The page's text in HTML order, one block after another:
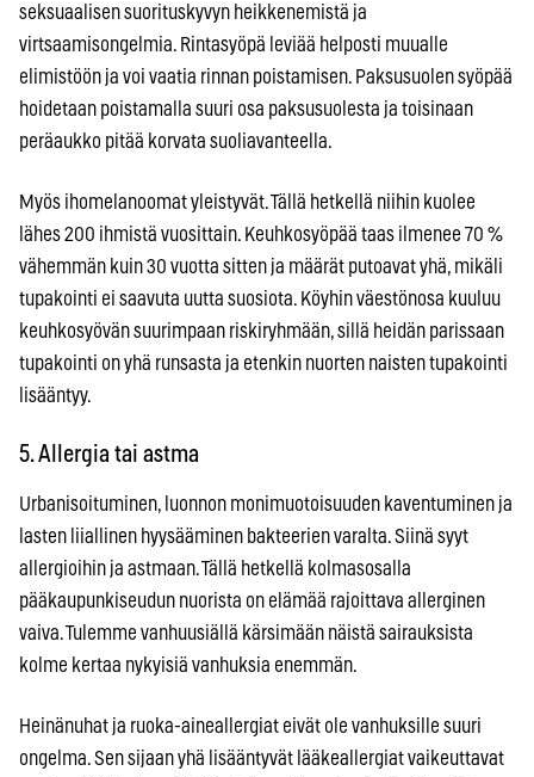
seksuaalisen suorituskyvyn heikkenemistä ja
virtsaamisongelmia. Rintasyöpä leviää helposti muualle
elimistöön ja voi vaatia rinnan poistamisen. Paksusuolen syöpää
hoidetaan poistamalla suuri osa paksusuolesta ja toisinaan
peräaukko pitää korvata suoliavanteella.
Myös ihomelanoomat yleistyvät. Tällä hetkellä niihin kuolee
lähes 200 ihmistä vuosittain. Keuhkosyöpää taas ilmenee 70 %
vähemmän kuin 30 vuotta sitten ja määrät putoavat yhä, mikäli
tupakointi ei saavuta uutta suosiota. Köyhin väestönosa kuuluu
keuhkosyövän suurimpaan riskiryhmään, sillä heidän parissaan
tupakointi on yhä runsasta ja etenkin nuorten naisten tupakointi
lisääntyy.
5. Allergia tai astma
Urbanisoituminen, luonnon monimuotoisuuden kaventuminen ja
lasten liiallinen hyysääminen bakteerien varalta. Siinä syyt
allergioihin ja astmaan. Tällä hetkellä kolmasosalla
pääkaupunkiseudun nuorista on elämää rajoittava allerginen
vaiva. Tulemme vanhuusiällä kärsimään näistä sairauksista
kolme kertaa nykyisiä vanhuksia enemmän.
Heinänuhat ja ruoka-aineallergiat eivät ole vanhuksille suuri
ongelma. Sen sijaan yhä lisääntyvät lääkeallergiat vaikeuttavat